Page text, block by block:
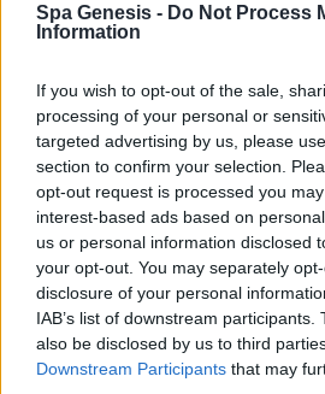
Spa Genesis - Do Not Process
Information
If you wish to opt-out of the sale,
processing of your personal or
targeted advertising by us, please
section to confirm your selection.
opt-out request is processed you
interest-based ads based on
us or personal information disclosed
your opt-out. You may separately
disclosure of your personal
IAB’s list of downstream
also be disclosed by us to third
Downstream Participants that may
Σύνδεση
Δεν έχετε λογαριασμό;
+30 210 700 6825
+30 694 9855145
info@spagenesis.gr